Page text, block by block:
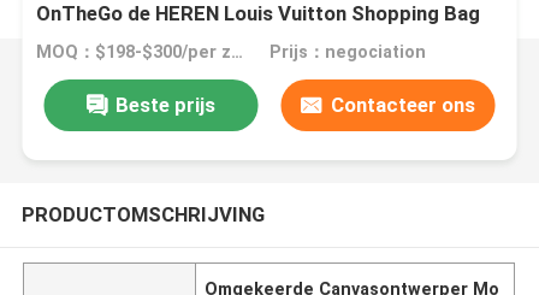
OnTheGo de HEREN Louis Vuitton Shopping Bag
MOQ：$198-$300/per zak Prijs：negociation
Beste prijs Contacteer ons
PRODUCTOMSCHRIJVING
Omgekeerde Canvasontwerper Mo